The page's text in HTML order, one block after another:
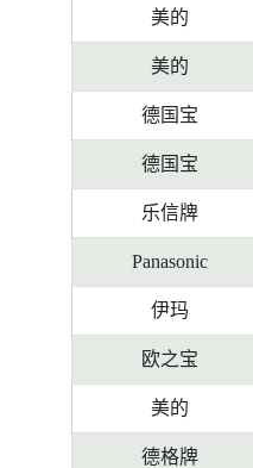
美的
美的
德国宝
德国宝
乐信牌
Panasonic
伊玛
欧之宝
美的
德格牌